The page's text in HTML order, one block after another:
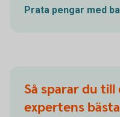
Prata pengar med
Så sparar du till
expertens